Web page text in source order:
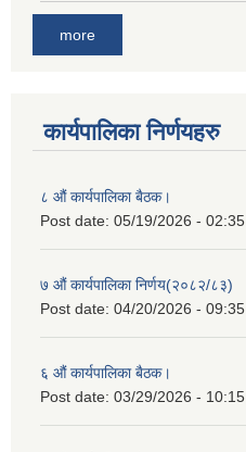
more
कार्यपालिका निर्णयहरु
८ औं कार्यपालिका बैठक।
Post date: 05/19/2026 - 02:35
७ औं कार्यपालिका निर्णय(२०८२/८३)
Post date: 04/20/2026 - 09:35
६ औं कार्यपालिका बैठक।
Post date: 03/29/2026 - 10:15